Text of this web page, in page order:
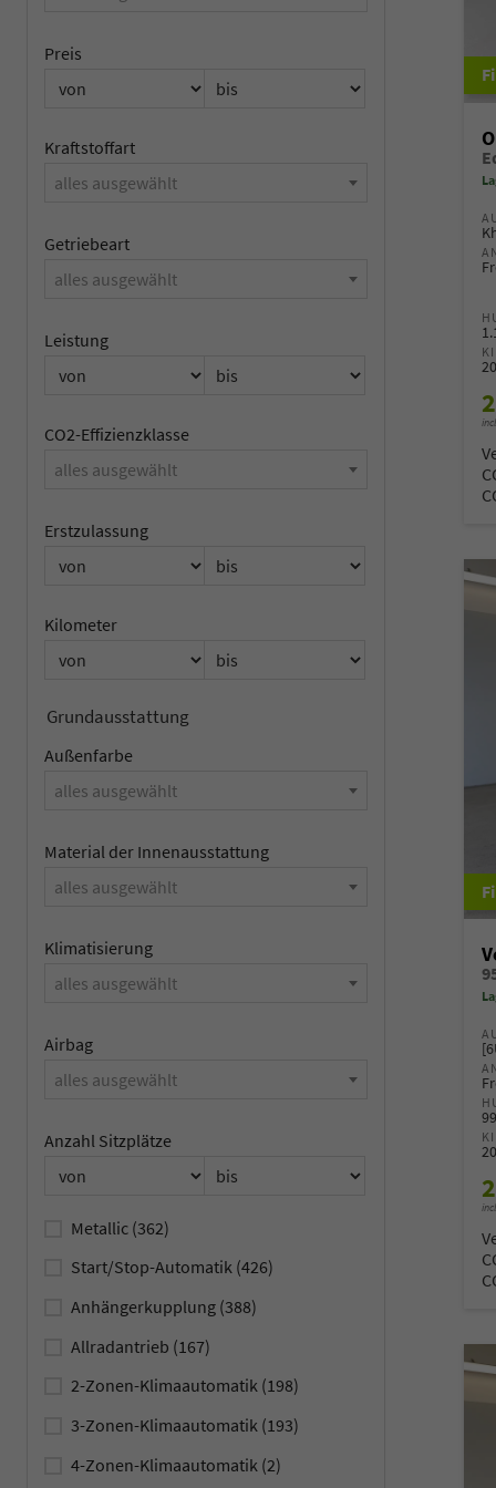
Preis
Kraftstoffart
alles ausgewählt
Getriebeart
alles ausgewählt
Leistung
CO2-Effizienzklasse
alles ausgewählt
Erstzulassung
Kilometer
Grundausstattung
Außenfarbe
alles ausgewählt
Material der Innenausstattung
alles ausgewählt
Klimatisierung
alles ausgewählt
Airbag
alles ausgewählt
Anzahl Sitzplätze
Metallic (362)
Start/Stop-Automatik (426)
Anhängerkupplung (388)
Allradantrieb (167)
2-Zonen-Klimaautomatik (198)
3-Zonen-Klimaautomatik (193)
4-Zonen-Klimaautomatik (2)